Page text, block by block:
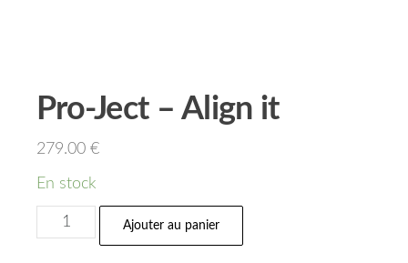
Pro-Ject – Align it
279.00 €
En stock
Ajouter au panier